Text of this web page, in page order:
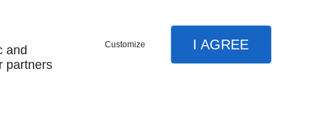
and
partners
Customize I AGREE